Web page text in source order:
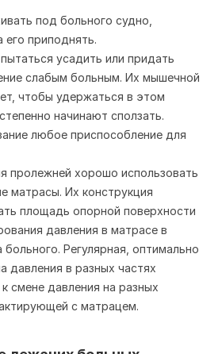
под больного судно,
приподнять.
усадить или придать
слабым больным. Их мышечной
чтобы удержаться в этом
начинают сползать.
любое приспособление для
пролежней хорошо использовать
матрасы. Их конструкция
площадь опорной поверхности
давления в матрасе в
больного. Регулярная, оптимально
давления в разных частях
смене давления на разных
с матрацем.